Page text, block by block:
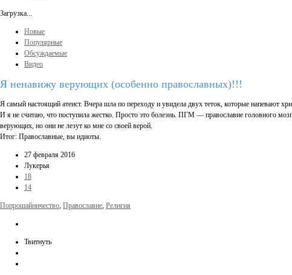
Загрузка...
Новые
Популярные
Обсуждаемые
Видео
Я ненавижу верующих (особенно православных)!!!
Я самый настоящий атеист. Вчера шла по переходу и увидела двух теток, которые напевают
И я не считаю, что поступила жестко. Просто это болезнь. ПГМ — православие головного
верующих, но они не лезут ко мне со своей верой.
Итог: Православные, вы идиоты.
27 февраля 2016
Лукерья
18
14
Попрошайничество, Православие, Религия
Твитнуть